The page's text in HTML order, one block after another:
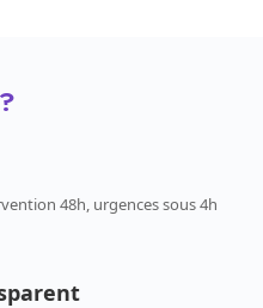
48h, urgences sous 4h